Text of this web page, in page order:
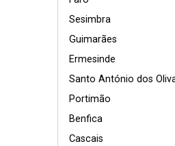
Sesimbra
Guimarães
Ermesinde
Santo António dos
Portimão
Benfica
Cascais